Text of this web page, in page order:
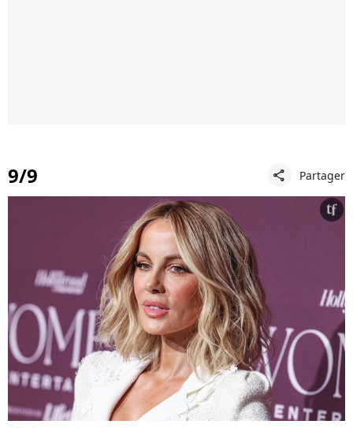
9/9 share Partager